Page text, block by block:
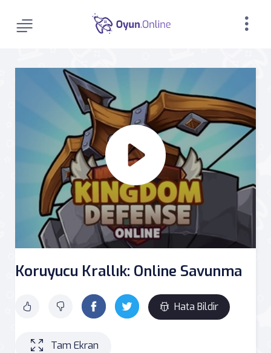
Koruyucu Krallık: Online Savunma
Hata Bildir
Tam Ekran